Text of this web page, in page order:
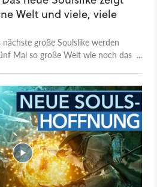
Welt und viele, viele
große Soulslike werden
Mal so große Welt wie noch das
sowohl das Reich der
Das neue Video zeigt euch
denen seht ihr die Region von
bereits sehr früh im Spiel mit
Bosse, die die Skyrest Bridge
setzt ihr auf eine Mischung aus
Lords of the Fallen